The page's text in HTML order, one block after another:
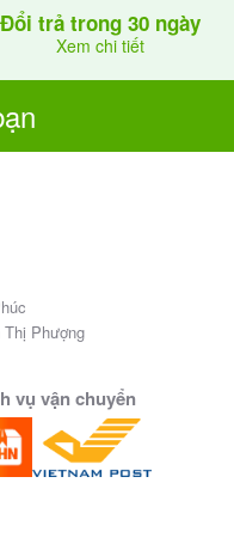
Đổi trả trong 30 ngày
Xem chi tiết
Phượng
vụ vận chuyển